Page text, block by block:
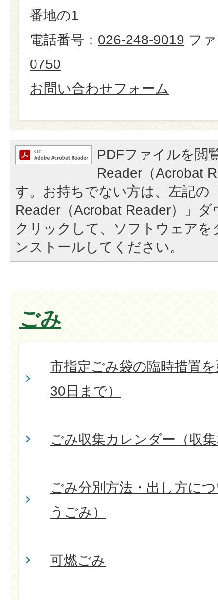
番地の1
電話番号： 026-248-9019 フ
0750
お問い合わせフォーム
PDFファイルを閲
Reader（Acrobat
す。お持ちでない方は、左記の
Reader（Acrobat Reader）」
クリックして、ソフトウェア
ンストールしてください。
ごみ
市指定ごみ袋の臨時措置
30日まで）
ごみ収集カレンダー（収
ごみ分別方法・出し方に
うごみ）
可燃ごみ